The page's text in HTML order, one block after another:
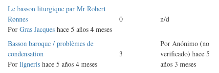
Discusión
normal
Le basson liturgique par Mr Robert
Rønnes
Por Gras Jacques hace 5 años 4 meses
0 n/d
Discusión
normal
Basson baroque / problèmes de
condensation
Por ligneris hace 5 años 4 meses
3
Por Anónimo (no
verificado) hace 5
años 3 meses